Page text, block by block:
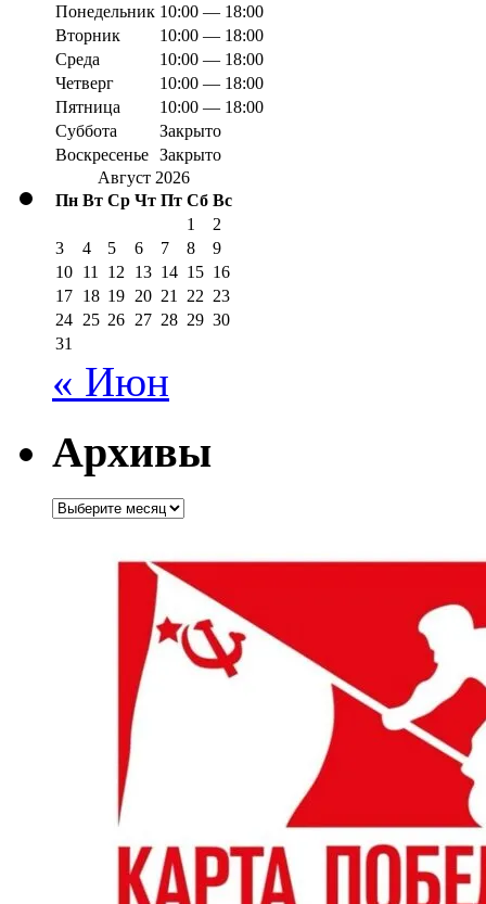
Понедельник 10:00 — 18:00
Вторник
10:00 — 18:00
Среда
10:00 — 18:00
Четверг
10:00 — 18:00
Пятница
10:00 — 18:00
Суббота
Закрыто
Воскресенье Закрыто
Август 2026
Пн Вт Ср Чт Пт Сб Вс
1
2
3
4 5 6 7 8
9
10 11 12 13 14 15 16
17 18 19 20 21 22 23
24 25 26 27 28 29 30
31
« Июн
Архивы
Архивы